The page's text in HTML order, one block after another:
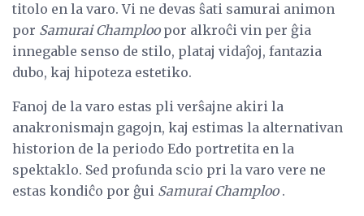
titolo en la varo. Vi ne devas ŝati samurai animon
por Samurai Champloopor alkroĉi vin per ĝia
innegable senso de stilo, plataj vidaĵoj, fantazia
dubo, kaj hipoteza estetiko.
Fanoj de la varo estas pli verŝajne akiri la
anakronismajn gagojn, kaj estimas la alternativan
historion de la periodo Edo portretita en la
spektaklo. Sed profunda scio pri la varo vere ne
estas kondiĉo por ĝui Samurai Champloo.